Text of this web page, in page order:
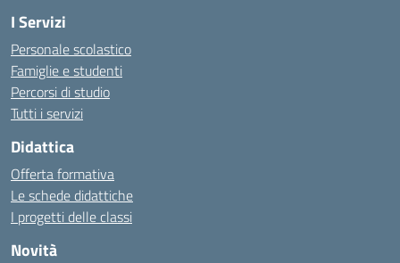
I Servizi
Personale scolastico
Famiglie e studenti
Percorsi di studio
Tutti i servizi
Didattica
Offerta formativa
Le schede didattiche
I progetti delle classi
Novità